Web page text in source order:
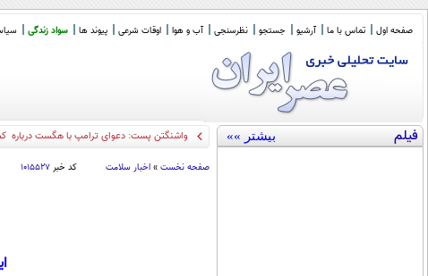
صفحه اول تماس با ما آرشیو جستجو نظرسنجی آب و هوا اوقات شرعی پیوند ها سواد زندگی
فیلم بیشتر »» واشنگتن پست: دعوای ترامپ با هگست درباره
صفحه نخست » اخبار سلامت کد خبر ۱۰۱۵۵۲۷